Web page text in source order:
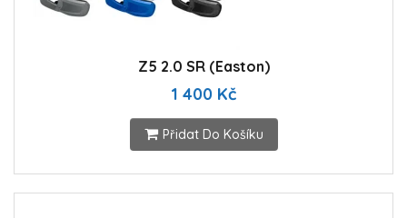
Z5 2.0 SR (Easton)
1 400 Kč
Přidat Do Košíku